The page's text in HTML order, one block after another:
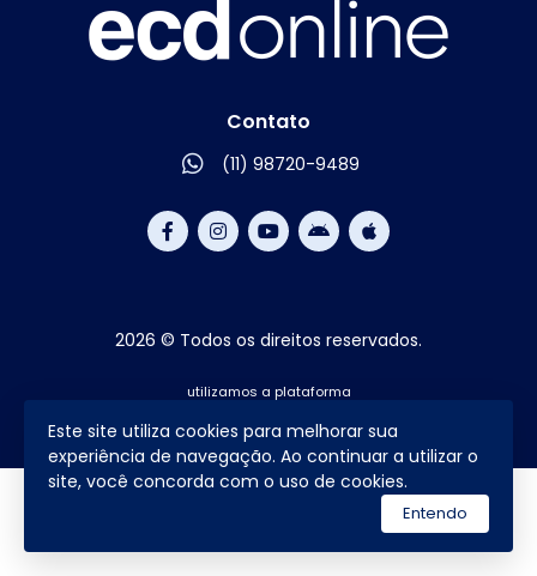
Este site utiliza cookies para melhorar sua
experiência de navegação. Ao continuar a utilizar o
site, você concorda com o uso de cookies.
Entendo
Contato
(11) 98720-9489
2026 © Todos os direitos reservados.
utilizamos a plataforma